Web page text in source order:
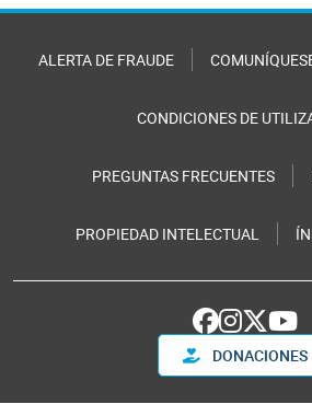
ALERTA DE FRAUDE
CONDICIONES DE
PREGUNTAS FRECUENTES
PROPIEDAD INTELECTUAL
DONACIONES